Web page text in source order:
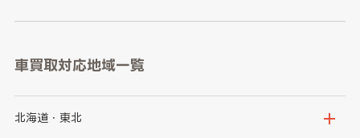
車買取対応地域一覧
北海道・東北